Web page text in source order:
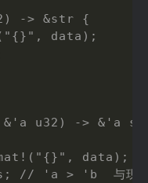
-> &str {
data);
u32) -> &'a
data);
'a > 'b  与现实